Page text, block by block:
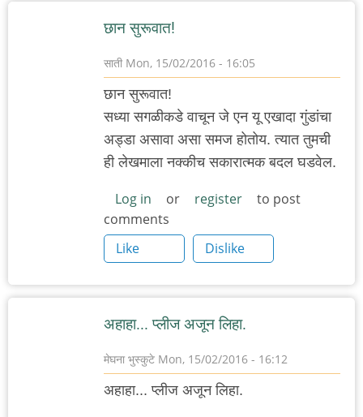
छान सुरूवात!
साती Mon, 15/02/2016 - 16:05
छान सुरूवात!
सध्या सगळीकडे वाचून जे एन यू एखादा गुंडांचा
अड्डा असावा असा समज होतोय. त्यात तुमची
ही लेखमाला नक्कीच सकारात्मक बदल घडवेल.
Log in or register
to post
comments
Like
Dislike
अहाहा... प्लीज अजून लिहा.
मेघना भुस्कुटे Mon, 15/02/2016 - 16:12
अहाहा... प्लीज अजून लिहा.